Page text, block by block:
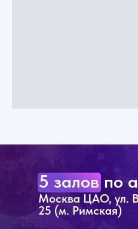
5 залов по
Москва ЦАО, ул.
25 (м. Римская)